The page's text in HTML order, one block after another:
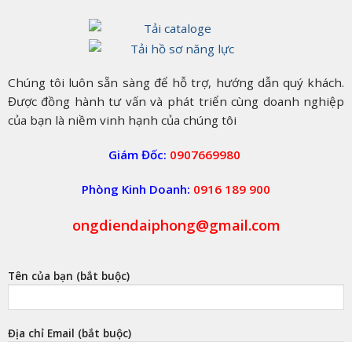
Bạn
Chúng tôi luôn sẵn sàng để hỗ trợ, hướng dẫn quý khách.
Được đồng hành tư vấn và phát triển cùng doanh nghiệp
của bạn là niềm vinh hạnh của chúng tôi
Giám Đốc: 0907669980
Phòng Kinh Doanh: 0916 189 900
ongdiendaiphong@gmail.com
Tên của bạn (bắt buộc)
Địa chỉ Email (bắt buộc)